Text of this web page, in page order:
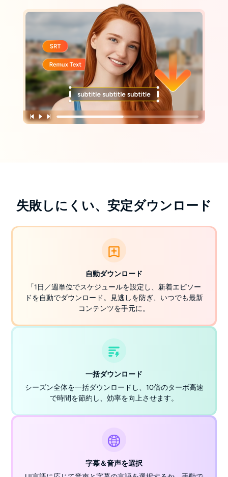
失敗しにくい、安定ダウンロード
自動ダウンロード
「1日／週単位でスケジュールを設定し、新着エピソー
ドを自動でダウンロード。見逃しを防ぎ、いつでも最新
コンテンツを手元に。
一括ダウンロード
シーズン全体を一括ダウンロードし、10倍のターボ高速
で時間を節約し、効率を向上させます。
字幕＆音声を選択